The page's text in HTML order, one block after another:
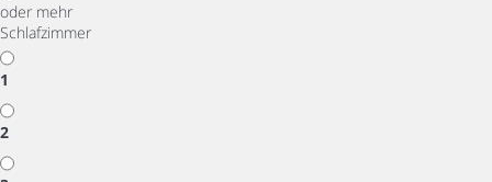
oder mehr
Schlafzimmer
1
2